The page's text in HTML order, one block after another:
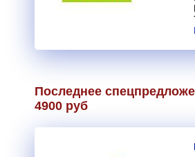
Последнее
4900 руб